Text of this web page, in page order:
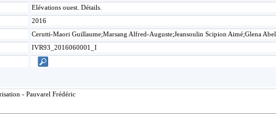
Elévations ouest. Détails.
2016
Cerutti-Maori Guillaume;Marsang Alfred-Auguste;Jeansoulin Scipion Aimé;Glena Abel
IVR93_2016060001_I
- Pauvarel Frédéric